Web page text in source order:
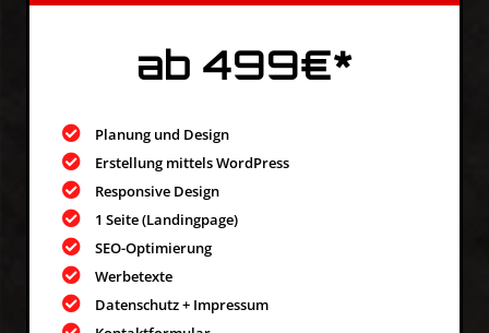
ab 499€*
Planung und Design
Erstellung mittels WordPress
Responsive Design
1 Seite (Landingpage)
SEO-Optimierung
Werbetexte
Datenschutz + Impressum